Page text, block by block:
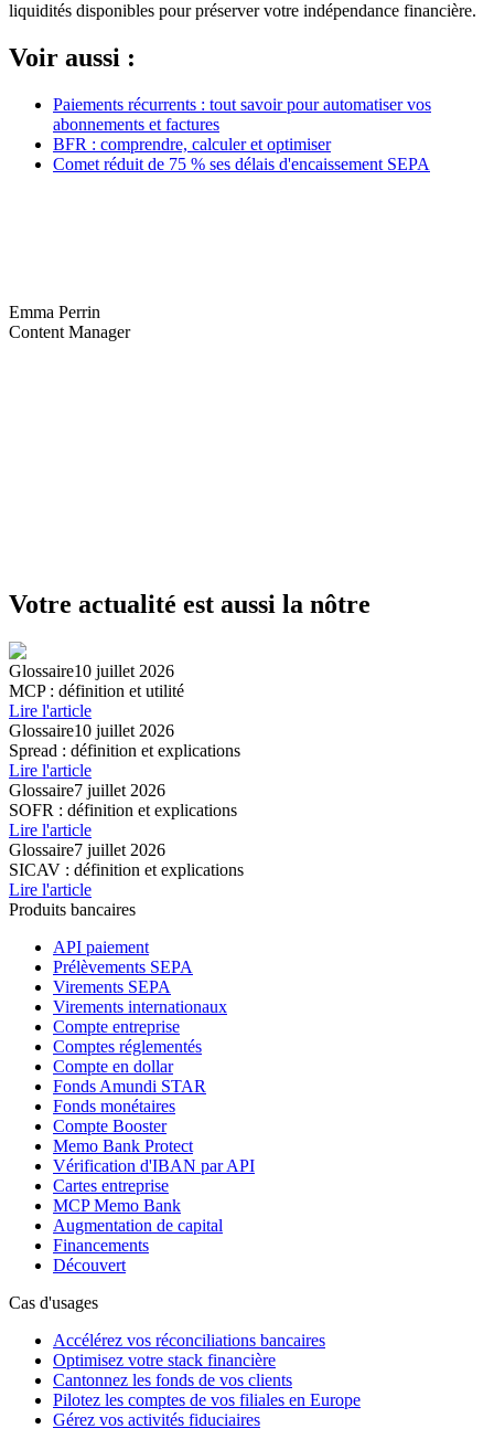
liquidités disponibles pour préserver votre indépendance financière.
Voir aussi :
Paiements récurrents : tout savoir pour automatiser vos
abonnements et factures
BFR : comprendre, calculer et optimiser
Comet réduit de 75 % ses délais d'encaissement SEPA
Emma Perrin
Content Manager
Votre actualité est aussi la nôtre
Glossaire10 juillet 2026
MCP : définition et utilité
Lire l'article
Glossaire10 juillet 2026
Spread : définition et explications
Lire l'article
Glossaire7 juillet 2026
SOFR : définition et explications
Lire l'article
Glossaire7 juillet 2026
SICAV : définition et explications
Lire l'article
Produits bancaires
API paiement
Prélèvements SEPA
Virements SEPA
Virements internationaux
Compte entreprise
Comptes réglementés
Compte en dollar
Fonds Amundi STAR
Fonds monétaires
Compte Booster
Memo Bank Protect
Vérification d'IBAN par API
Cartes entreprise
MCP Memo Bank
Augmentation de capital
Financements
Découvert
Cas d'usages
Accélérez vos réconciliations bancaires
Optimisez votre stack financière
Cantonnez les fonds de vos clients
Pilotez les comptes de vos filiales en Europe
Gérez vos activités fiduciaires